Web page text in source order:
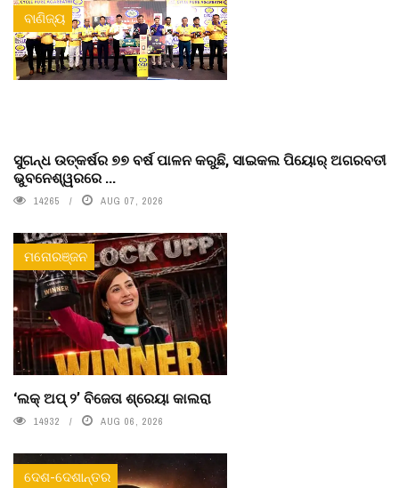
ବାଣିଜ୍ୟ
ସୁଗନ୍ଧ ଉତ୍କର୍ଷର ୭୭ ବର୍ଷ ପାଳନ କରୁଛି, ସାଇକଲ ପିୟୋର୍‌ ଅଗରବତୀ
ଭୁବନେଶ୍ୱରରେ ...
14265 AUG 07, 2026
ମନୋରଞ୍ଜନ
‘ଲକ୍ ଅପ୍ ୨’ ବିଜେତା ଶ୍ରେୟା କାଲରା
14932 AUG 06, 2026
ଦେଶ-ଦେଶାନ୍ତର